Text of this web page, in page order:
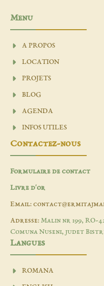
Menu
A PROPOS
LOCATION
PROJETS
BLOG
AGENDA
INFOS UTILES
Contactez-nous
Formulaire de contact
Livre d'or
Email:
Adresse: Malin nr 199, RO-
Comuna Nuseni, judet
Langues
ROMANA